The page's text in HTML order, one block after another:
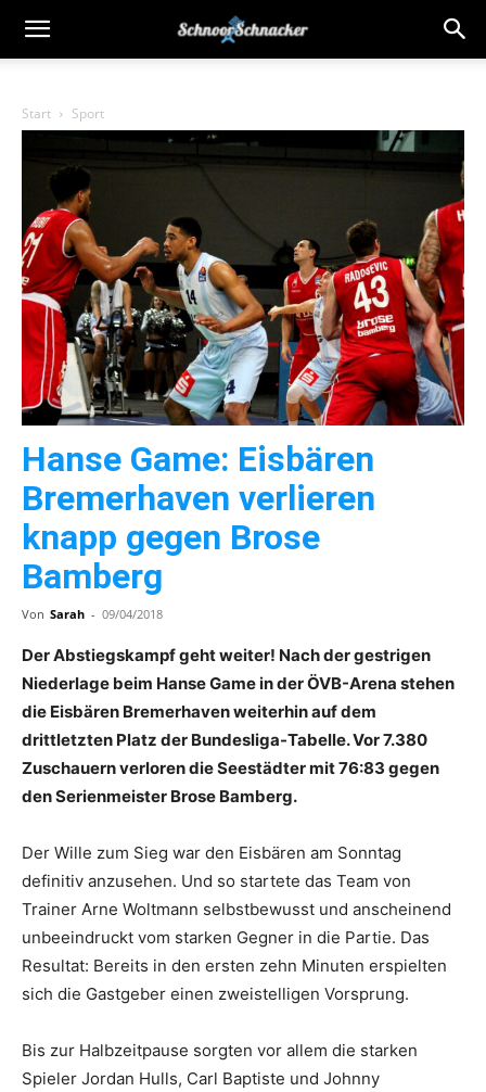
Start Sport
Hanse Game: Eisbären
Bremerhaven verlieren
knapp gegen Brose
Bamberg
Von Sarah - 09/04/2018
Der Abstiegskampf geht weiter! Nach der gestrigen
Niederlage beim Hanse Game in der ÖVB-Arena stehen
die Eisbären Bremerhaven weiterhin auf dem
drittletzten Platz der Bundesliga-Tabelle. Vor 7.380
Zuschauern verloren die Seestädter mit 76:83 gegen
den Serienmeister Brose Bamberg.
Der Wille zum Sieg war den Eisbären am Sonntag
definitiv anzusehen. Und so startete das Team von
Trainer Arne Woltmann selbstbewusst und anscheinend
unbeeindruckt vom starken Gegner in die Partie. Das
Resultat: Bereits in den ersten zehn Minuten erspielten
sich die Gastgeber einen zweistelligen Vorsprung.
Bis zur Halbzeitpause sorgten vor allem die starken
Spieler Jordan Hulls, Carl Baptiste und Johnny